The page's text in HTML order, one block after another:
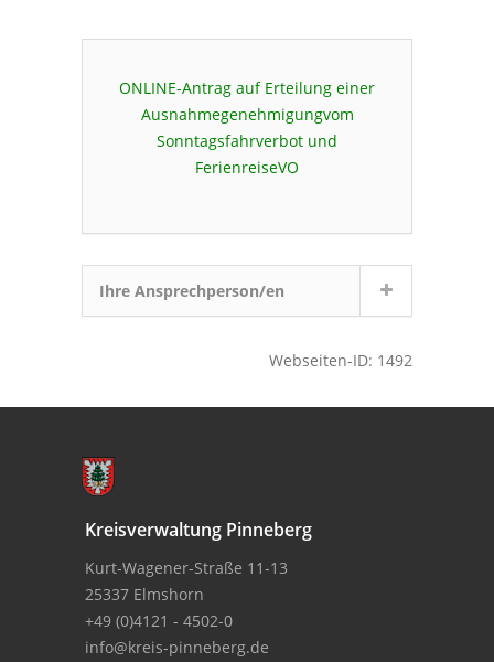
ONLINE-Antrag auf Erteilung einer
Ausnahmegenehmigungvom
Sonntagsfahrverbot und
FerienreiseVO
Ihre Ansprechperson/en
Webseiten-ID: 1492
Kreisverwaltung Pinneberg
Kurt-Wagener-Straße 11-13
25337 Elmshorn
+49 (0)4121 - 4502-0
info@kreis-pinneberg.de